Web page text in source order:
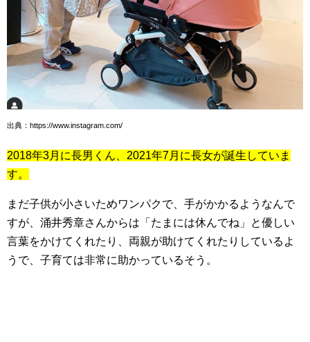
出典：https://www.instagram.com/
2018年3月に長男くん、2021年7月に長女が誕生していま
す。
まだ子供が小さいためワンパクで、手がかかるようなんで
すが、涌井秀章さんからは「たまには休んでね」と優しい
言葉をかけてくれたり、両親が助けてくれたりしているよ
うで、子育ては非常に助かっているそう。